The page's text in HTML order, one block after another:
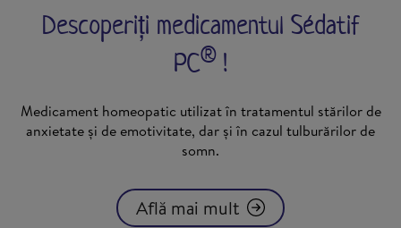
Descoperiți medicamentul Sédatif
PC® !
Medicament homeopatic utilizat în tratamentul stărilor de
anxietate și de emotivitate, dar și în cazul tulburărilor de
somn.
Află mai mult